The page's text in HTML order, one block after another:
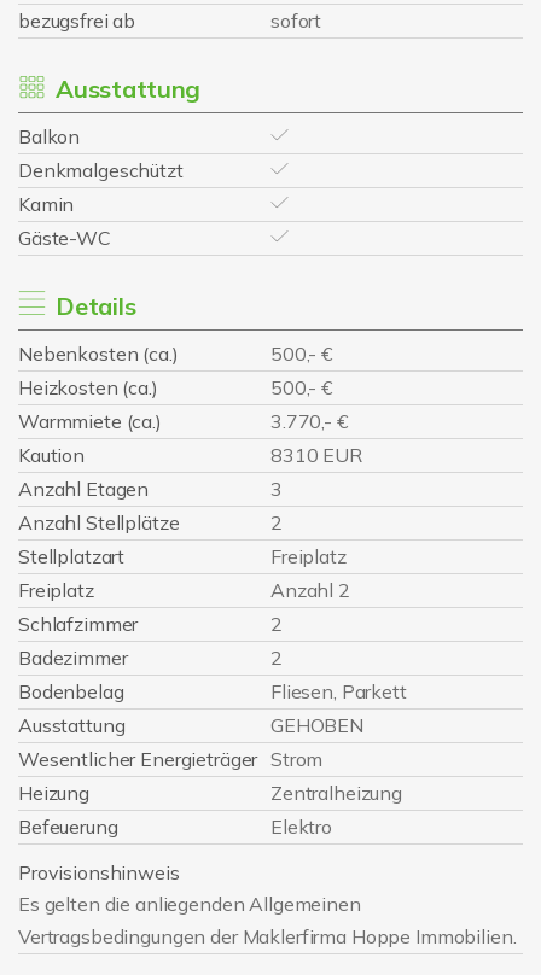
bezugsfrei ab
sofort
Ausstattung
Balkon
Denkmalgeschützt
Kamin
Gäste-WC
Details
Nebenkosten (ca.)
500,- €
Heizkosten (ca.)
500,- €
Warmmiete (ca.)
3.770,- €
Kaution
8310 EUR
Anzahl Etagen
3
Anzahl Stellplätze
2
Stellplatzart
Freiplatz
Freiplatz
Anzahl 2
Schlafzimmer
2
Badezimmer
2
Bodenbelag
Fliesen, Parkett
Ausstattung
GEHOBEN
Wesentlicher Energieträger Strom
Heizung
Zentralheizung
Befeuerung
Elektro
Provisionshinweis
Es gelten die anliegenden Allgemeinen
Vertragsbedingungen der Maklerfirma Hoppe Immobilien.